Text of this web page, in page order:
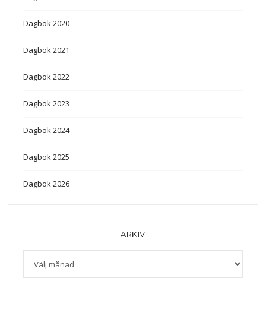
Dagbok 2020
Dagbok 2021
Dagbok 2022
Dagbok 2023
Dagbok 2024
Dagbok 2025
Dagbok 2026
ARKIV
Arkiv